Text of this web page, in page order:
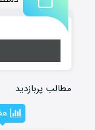
مطالب پربازدید